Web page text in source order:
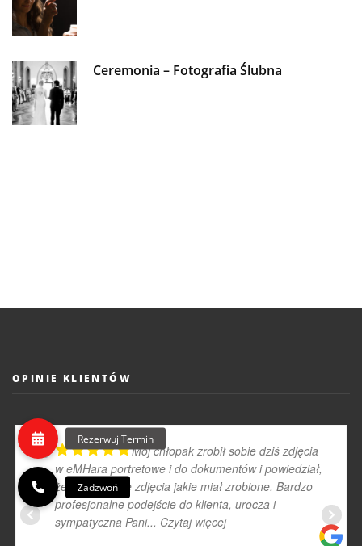
Ceremonia – Fotografia Ślubna
OPINIE KLIENTÓW
Mój chłopak zrobił sobie dziś zdjęcia
w eMHara portretowe i do dokumentów i powiedział,
że to najlepsze zdjęcia jakie miał zrobione. Bardzo
profesjonalne podejście do klienta, urocza i
sympatyczna Pani... Czytaj więcej